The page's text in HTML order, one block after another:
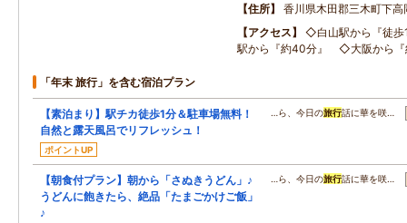
住所
香川県木田郡三木町下
アクセス
◇白山駅から『徒
駅から『約40分』 ◇大阪から『
「年末 旅行」を含む宿泊プラン
【素泊まり】駅チカ徒歩1分＆駐車場無料！
自然と露天風呂でリフレッシュ！
ポイントUP
…ら、今日の旅行話に華を咲…
【朝食付プラン】朝から「さぬきうどん」♪
うどんに飽きたら、絶品「たまごかけご飯」
♪
…ら、今日の旅行話に華を咲…